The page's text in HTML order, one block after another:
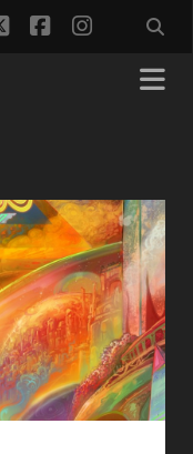
twitterfacebook